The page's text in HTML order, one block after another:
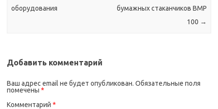
оборудования
бумажных стаканчиков ВМР
100 →
Добавить комментарий
Ваш адрес email не будет опубликован. Обязательные поля
помечены *
Комментарий *